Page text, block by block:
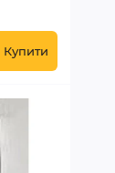
Купити